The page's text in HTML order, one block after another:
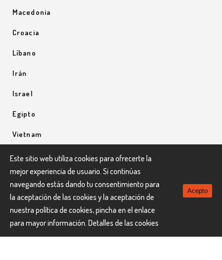
Macedonia
Croacia
Líbano
Irán
Israel
Egipto
Vietnam
Uzbequistán
Uganda
LaNau Viatges © Todos los derechos reservados.
Este sitio web utiliza cookies para ofrecerte la
mejor experiencia de usuario. Si continúas
navegando estás dando tu consentimiento para
la aceptación de las cookies y la aceptación de
nuestra política de cookies, pincha en el enlace
para mayor información. Detalles de las cookies
Acepto